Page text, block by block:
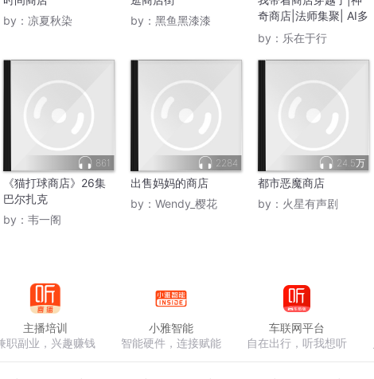
by： 凉夏秋染
by： 黑鱼黑漆漆
奇商店|法师集聚| AI多
播
by： 乐在于行
861
《猫打球商店》26集
巴尔扎克
by： 韦一阁
2284
出售妈妈的商店
by： Wendy_樱花
24.5万
都市恶魔商店
by： 火星有声剧
主播培训
职副业，兴趣赚钱
小雅智能
智能硬件，连接赋能
车联网平台
自在出行，听我想听